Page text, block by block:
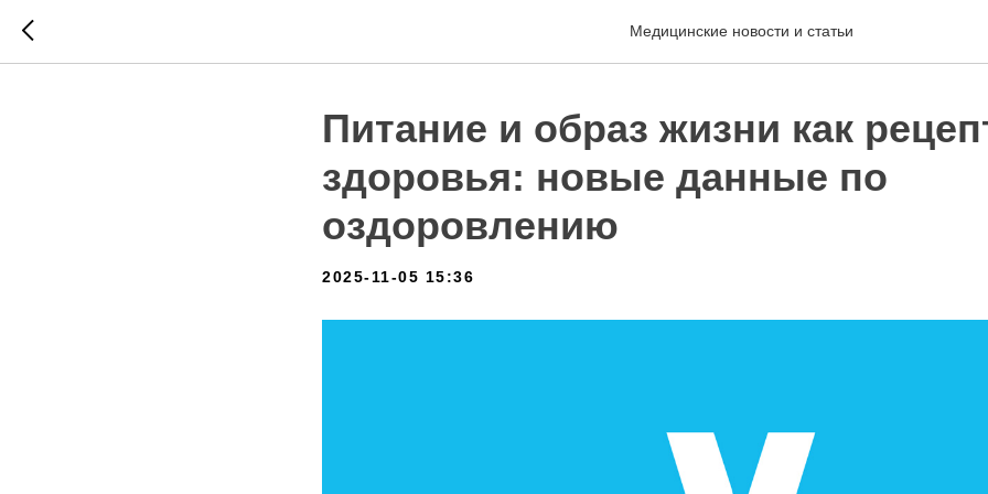
Медицинские новости и статьи
Питание и образ жизни как
здоровья: новые данные по
оздоровлению
2025-11-05 15:36